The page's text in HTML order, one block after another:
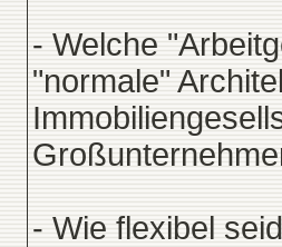
- Welche
"normale"
- Wie flexibel